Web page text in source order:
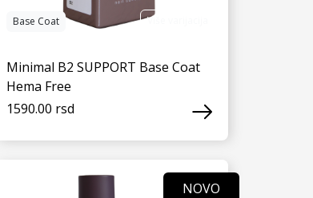
Base Coat Više varijacija
Minimal B2 SUPPORT Base Coat
Hema Free
1590.00 rsd
NOVO